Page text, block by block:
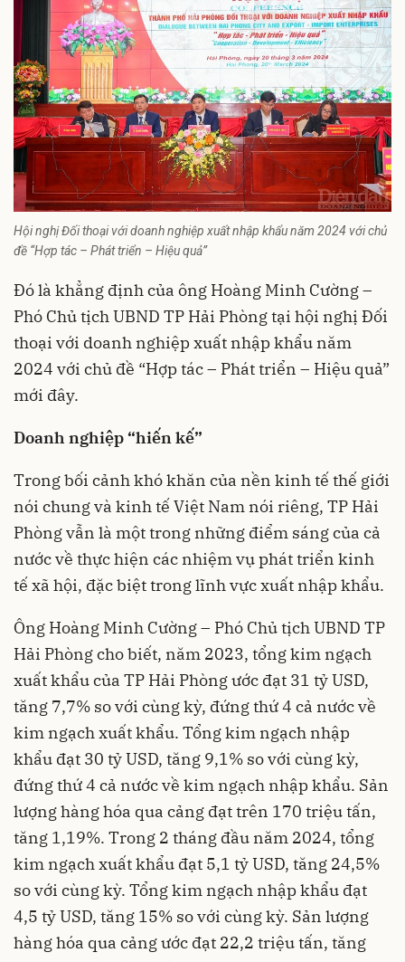
Hội nghị Đối thoại với doanh nghiệp xuất nhập khẩu năm 2024 với chủ
đề “Hợp tác – Phát triển – Hiệu quả”
Đó là khẳng định của ông Hoàng Minh Cường –
Phó Chủ tịch UBND TP Hải Phòngtại hội nghị Đối
thoại với doanh nghiệp xuất nhập khẩu năm
2024 với chủ đề “Hợp tác – Phát triển – Hiệu quả”
mới đây.
Doanh nghiệp “hiến kế”
Trong bối cảnh khó khăn của nền kinh tế thế giới
nói chung và kinh tế Việt Nam nói riêng, TP Hải
Phòng vẫn là một trong những điểm sáng của cả
nước về thực hiện các nhiệm vụ phát triển kinh
tế xã hội, đặc biệt trong lĩnh vực xuất nhập khẩu.
Ông Hoàng Minh Cường – Phó Chủ tịch UBND TP
Hải Phòng cho biết, năm 2023, tổng kim ngạch
xuất khẩu của TP Hải Phòng ước đạt 31 tỷ USD,
tăng 7,7% so với cùng kỳ, đứng thứ 4 cả nước về
kim ngạchxuất khẩu. Tổng kim ngạch nhập
khẩu đạt 30 tỷ USD, tăng 9,1% so với cùng kỳ,
đứng thứ 4 cả nước về kim ngạch nhập khẩu. Sản
lượng hàng hóa qua cảng đạt trên 170 triệu tấn,
tăng 1,19%. Trong 2 tháng đầu năm 2024, tổng
kim ngạch xuất khẩu đạt 5,1 tỷ USD, tăng 24,5%
so với cùng kỳ. Tổng kim ngạch nhập khẩu đạt
4,5 tỷ USD, tăng 15% so với cùng kỳ. Sản lượng
hàng hóa qua cảng ước đạt 22,2 triệu tấn, tăng